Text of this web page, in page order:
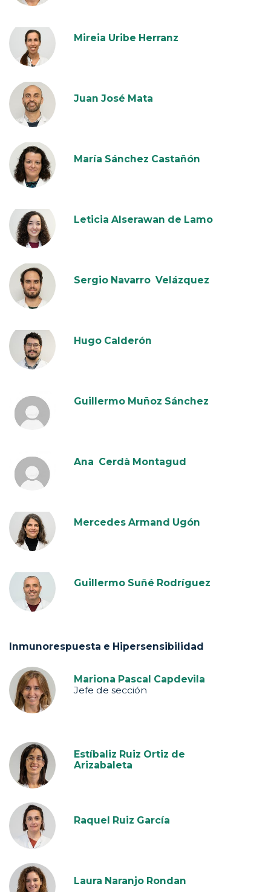
Mireia Uribe Herranz
Juan José Mata
María Sánchez Castañón
Leticia Alserawan de Lamo
Sergio Navarro Velázquez
Hugo Calderón
Guillermo Muñoz Sánchez
Ana Cerdà Montagud
Mercedes Armand Ugón
Guillermo Suñé Rodríguez
Inmunorespuesta e Hipersensibilidad
Mariona Pascal Capdevila
Jefe de sección
Estíbaliz Ruiz Ortiz de
Arizabaleta
Raquel Ruiz García
Laura Naranjo Rondan